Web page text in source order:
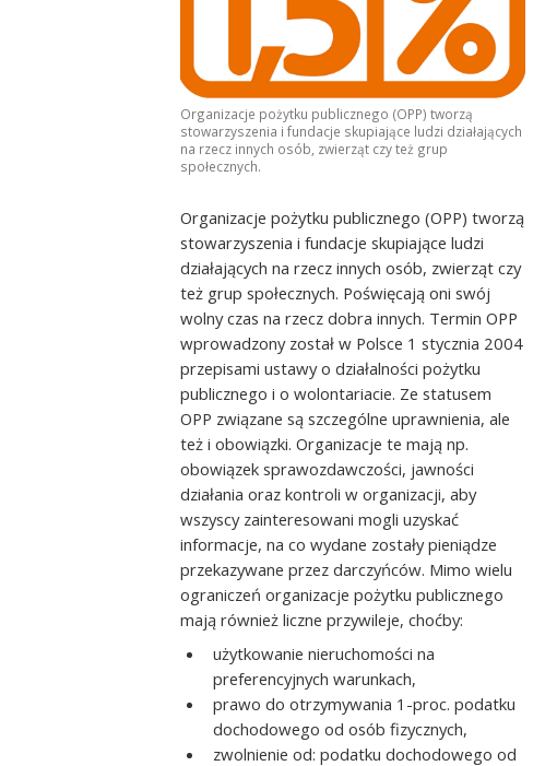
Organizacje pożytku publicznego (OPP) tworzą
stowarzyszenia i fundacje skupiające ludzi działających
na rzecz innych osób, zwierząt czy też grup
społecznych.
Organizacje pożytku publicznego (OPP) tworzą
stowarzyszenia i fundacje skupiające ludzi
działających na rzecz innych osób, zwierząt czy
też grup społecznych. Poświęcają oni swój
wolny czas na rzecz dobra innych. Termin OPP
wprowadzony został w Polsce 1 stycznia 2004
przepisami ustawy o działalności pożytku
publicznego i o wolontariacie. Ze statusem
OPP związane są szczególne uprawnienia, ale
też i obowiązki. Organizacje te mają np.
obowiązek sprawozdawczości, jawności
działania oraz kontroli w organizacji, aby
wszyscy zainteresowani mogli uzyskać
informacje, na co wydane zostały pieniądze
przekazywane przez darczyńców. Mimo wielu
ograniczeń organizacje pożytku publicznego
mają również liczne przywileje, choćby:
użytkowanie nieruchomości na
preferencyjnych warunkach,
prawo do otrzymywania 1-proc. podatku
dochodowego od osób fizycznych,
zwolnienie od: podatku dochodowego od